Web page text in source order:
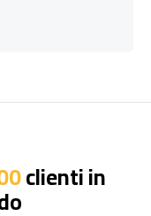
clienti in